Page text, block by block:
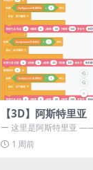
【3D】阿斯特里亚
ー 这里是阿斯特里亚
地 📖 游戏简介 《阿斯特
1 周前